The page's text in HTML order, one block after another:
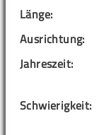
Länge:
Ausrichtung:
Jahreszeit:
Schwierigkeit: